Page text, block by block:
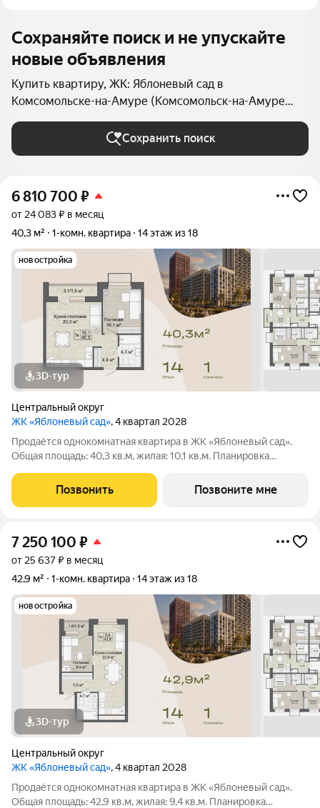
Сохраняйте поиск и не упускайте
новые объявления
Купить квартиру, ЖК: Яблоневый сад в
Комсомольске-на-Амуре (Комсомольск-на-Амуре
(городской округ))
Сохранить поиск
6 810 700 ₽
от 24 083 ₽ в месяц
40,3 м²
1-комн. квартира 14 этаж из 18
новостройка
3D-тур
Центральный округ
ЖК «Яблоневый сад», 4 квартал 2028
Продаётся однокомнатная квартира в ЖК «Яблоневый сад».
Общая площадь: 40,3 кв.м, жилая: 10,1 кв.м. Планировка
раздельных санузла 4,3 и 4,0 кв.м. Также есть балкон
площадью 3,1 кв.м.
Позвонить Позвоните мне
7 250 100 ₽
от 25 637 ₽ в месяц
42,9 м²
1-комн. квартира 14 этаж из 18
новостройка
3D-тур
Центральный округ
ЖК «Яблоневый сад», 4 квартал 2028
Продаётся однокомнатная квартира в ЖК «Яблоневый сад».
Общая площадь: 42,9 кв.м, жилая: 9,4 кв.м. Планировка